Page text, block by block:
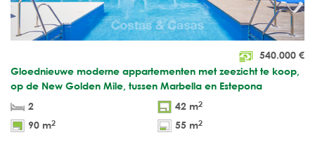
540.000 €
Gloednieuwe moderne appartementen met zeezicht te koop,
op de New Golden Mile, tussen Marbella en Estepona
2
42 m2
90 m2 55 m2